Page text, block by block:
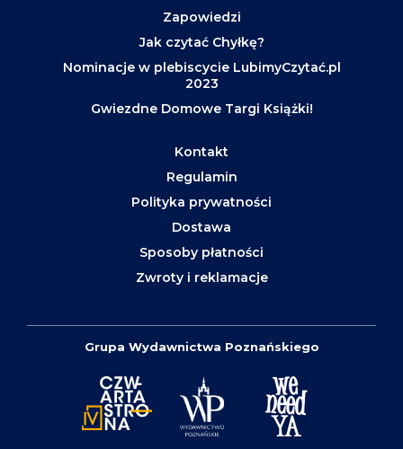
Zapowiedzi
Jak czytać Chyłkę?
Nominacje w plebiscycie LubimyCzytać.pl
2023
Gwiezdne Domowe Targi Książki!
Kontakt
Regulamin
Polityka prywatności
Dostawa
Sposoby płatności
Zwroty i reklamacje
Grupa Wydawnictwa Poznańskiego